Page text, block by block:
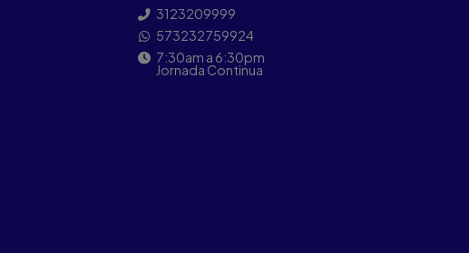
3123209999
573232759924
7:30am a 6:30pm
Jornada Continua